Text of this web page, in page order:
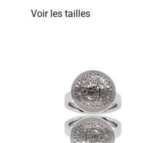
Voir les tailles